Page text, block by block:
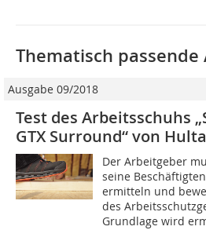
Thematisch passende
Ausgabe 09/2018
Test des Arbeitsschuhs
GTX Surround“ von
Der Arbeitgeber
seine
ermitteln und
des
Grundlage wird